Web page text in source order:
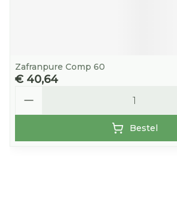
Zafranpure Comp 60
€ 40,64
Bestel